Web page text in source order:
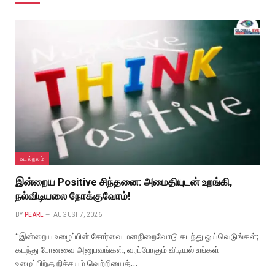
உடல்நலம்
இன்றைய Positive சிந்தனை: அமைதியுடன் உறங்கி,
நல்விடியலை நோக்குவோம்!
BY PEARL AUGUST 7, 2026
“இன்றைய உழைப்பின் சோர்வை மனநிறைவோடு கடந்து ஓய்வெடுங்கள்;
கடந்து போனவை அனுபவங்கள், வரப்போகும் விடியல் உங்கள்
உழைப்பிற்கு நிச்சயம் வெற்றியைத்…